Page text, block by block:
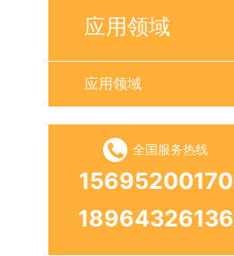
应用领域
应用领域
全国服务热线
15695200170
18964326136